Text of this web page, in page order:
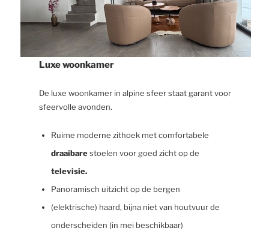
Luxe woonkamer
De luxe woonkamer in alpine sfeer staat garant voor
sfeervolle avonden.
Ruime moderne zithoek met comfortabele
draaibarestoelen voor goed zicht op de
televisie.
Panoramisch uitzicht op de bergen
(elektrische) haard, bijna niet van houtvuur de
onderscheiden (in mei beschikbaar)